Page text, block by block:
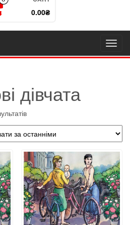
0.00₴
дівчата
Sorted
by
latest